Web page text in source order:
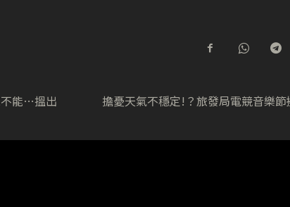
不能…搵出
擔憂天氣不穩定!？旅發局電競音樂